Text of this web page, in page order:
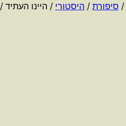
/ סיפורת / היסטורי / היינו העתיד